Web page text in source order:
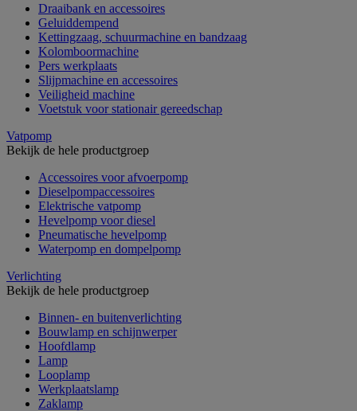
Draaibank en accessoires
Geluiddempend
Kettingzaag, schuurmachine en bandzaag
Kolomboormachine
Pers werkplaats
Slijpmachine en accessoires
Veiligheid machine
Voetstuk voor stationair gereedschap
Vatpomp
Bekijk de hele productgroep
Accessoires voor afvoerpomp
Dieselpompaccessoires
Elektrische vatpomp
Hevelpomp voor diesel
Pneumatische hevelpomp
Waterpomp en dompelpomp
Verlichting
Bekijk de hele productgroep
Binnen- en buitenverlichting
Bouwlamp en schijnwerper
Hoofdlamp
Lamp
Looplamp
Werkplaatslamp
Zaklamp